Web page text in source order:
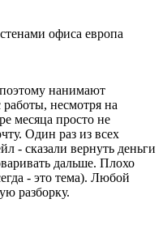
офиса европа
нанимают
несмотря на
месяца просто не
Один раз из всех
- сказали вернуть деньги
дальше. Плохо
- это тема). Любой
разборку.